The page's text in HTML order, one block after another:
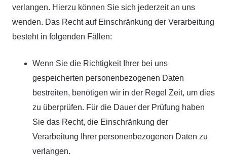
verlangen. Hierzu können Sie sich jederzeit an uns
wenden. Das Recht auf Einschränkung der Verarbeitung
besteht in folgenden Fällen:
Wenn Sie die Richtigkeit Ihrer bei uns
gespeicherten personenbezogenen Daten
bestreiten, benötigen wir in der Regel Zeit, um dies
zu überprüfen. Für die Dauer der Prüfung haben
Sie das Recht, die Einschränkung der
Verarbeitung Ihrer personenbezogenen Daten zu
verlangen.